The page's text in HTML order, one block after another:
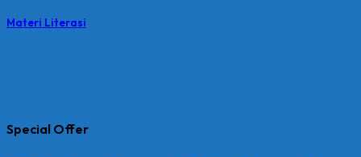
Materi Literasi
Special Offer